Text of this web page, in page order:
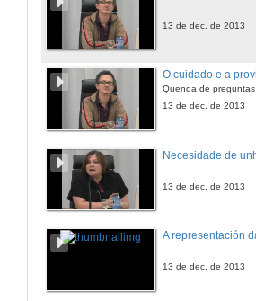
13 de dec. de 2013
Quenda de preguntas
13 de dec. de 2013
13 de dec. de 2013
13 de dec. de 2013